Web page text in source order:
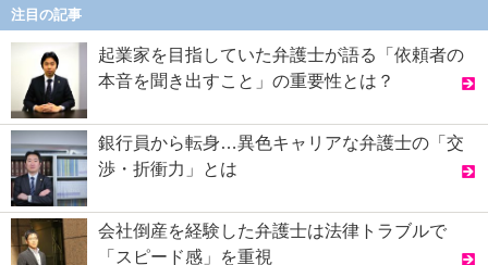
注目の記事
起業家を目指していた弁護士が語る「依頼者の
本音を聞き出すこと」の重要性とは？
銀行員から転身…異色キャリアな弁護士の「交
渉・折衝力」とは
会社倒産を経験した弁護士は法律トラブルで
「スピード感」を重視